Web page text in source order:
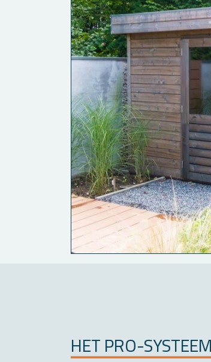
HET PRO-SYS­TEEM